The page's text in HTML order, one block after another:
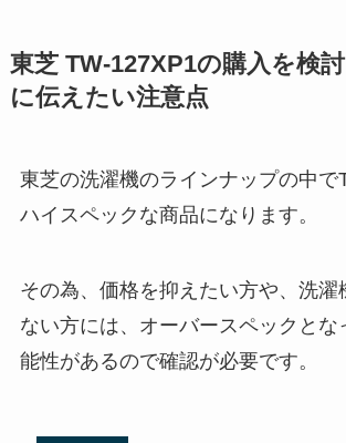
東芝 TW-127XP1の購入を検
に伝えたい注意点
東芝の洗濯機のラインナップの中で
ハイスペックな商品になります。
その為、価格を抑えたい方や、洗濯
ない方には、オーバースペックとな
能性があるので確認が必要です。